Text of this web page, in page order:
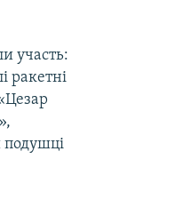
участь:
ракетні
подушці